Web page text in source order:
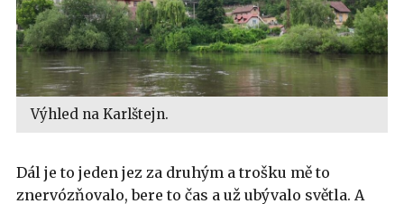
Výhled na Karlštejn.
Dál je to jeden jez za druhým a trošku mě to
znervózňovalo, bere to čas a už ubývalo světla. A